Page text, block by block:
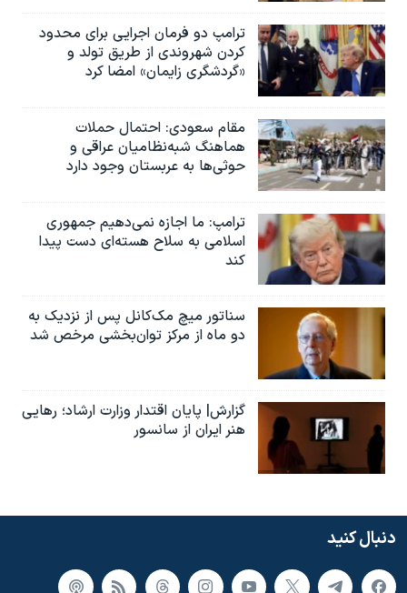
ترامپ دو فرمان اجرایی برای محدود
کردن شهروندی از طریق تولد و
«گردشگری زایمان» امضا کرد
مقام سعودی: احتمال حملات
هماهنگ شبه‌نظامیان عراقی و
حوثی‌ها به عربستان وجود دارد
ترامپ: ما اجازه نمی‌دهیم جمهوری
اسلامی به سلاح هسته‌ای دست پیدا
کند
سناتور میچ مک‌کانل پس از نزدیک به
دو ماه از مرکز توان‌بخشی مرخص شد
گزارش| پایان اقتدار وزارت ارشاد؛ رهایی
هنر ایران از سانسور
دنبال کنید